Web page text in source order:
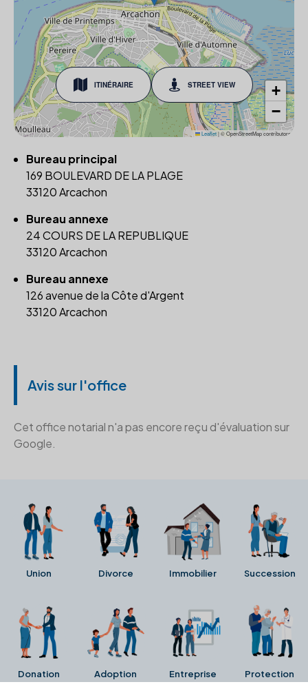
ITINÉRAIRE STREET VIEW
+
−
Leaflet|© OpenStreetMap contributors
Bureau principal
169 BOULEVARD DE LA PLAGE
33120 Arcachon
Bureau annexe
24 COURS DE LA REPUBLIQUE
33120 Arcachon
Bureau annexe
126 avenue de la Côte d'Argent
33120 Arcachon
Avis sur l'office
Cet office notarial n'a pas encore reçu d'évaluation sur
Google.
Union Divorce Immobilier Succession
Donation Adoption Entreprise Protection